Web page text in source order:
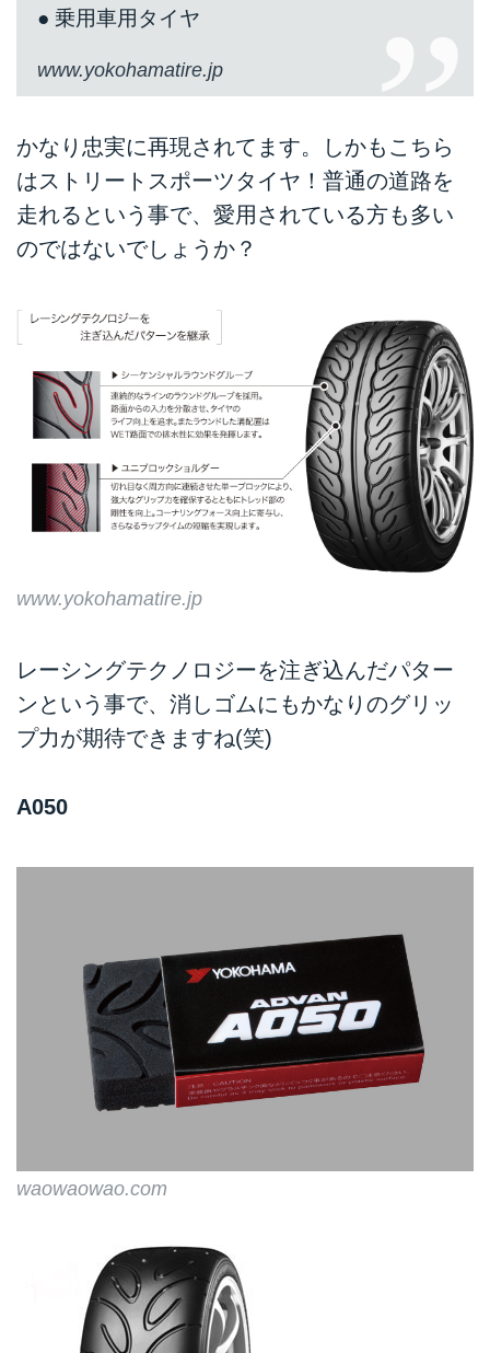
● 乗用車用タイヤ
www.yokohamatire.jp
かなり忠実に再現されてます。しかもこちら
はストリートスポーツタイヤ！普通の道路を
走れるという事で、愛用されている方も多い
のではないでしょうか？
www.yokohamatire.jp
レーシングテクノロジーを注ぎ込んだパター
ンという事で、消しゴムにもかなりのグリッ
プ力が期待できますね(笑)
A050
waowaowao.com